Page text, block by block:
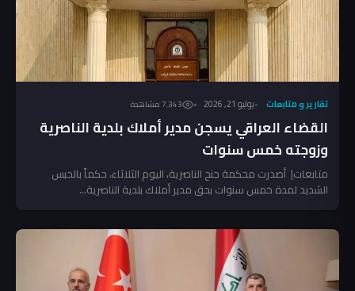
تقارير و متابعات يوليو 21, 2026 7٬343 مشاهدة
القضاء العراقي يسجن مدير أملاك بلدية الناصرية
وزوجته خمس سنوات
متابعات| أصدرت محكمة جنح الناصرية، اليوم الثلاثاء، حكماً بالحبس
الشديد لمدة خمس سنوات بحق مدير أملاك بلدية الناصرية...